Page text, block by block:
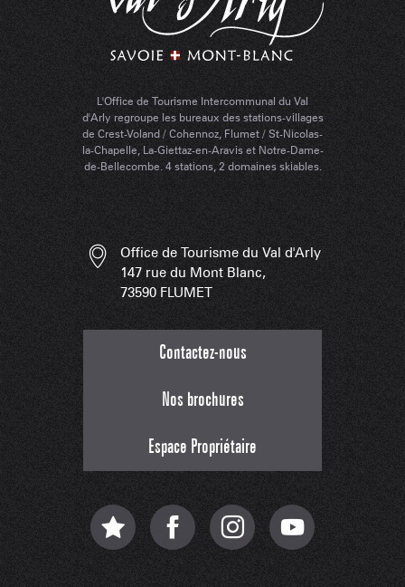
L'Office de Tourisme Intercommunal du Val
d'Arly regroupe les bureaux des stations-villages
de Crest-Voland / Cohennoz, Flumet / St-Nicolas-
la-Chapelle, La-Giettaz-en-Aravis et Notre-Dame-
de-Bellecombe. 4 stations, 2 domaines skiables.
Office de Tourisme du Val d'Arly
147 rue du Mont Blanc,
73590 FLUMET
Contactez-nous
Nos brochures
Espace Propriétaire